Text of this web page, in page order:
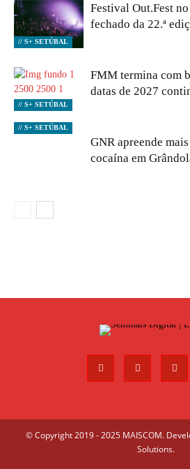
// S+ SETÚBAL
Festival Out.Fest
fechado da 22.ª
// S+ SETÚBAL
FMM termina com
datas de 2027
// S+ SETÚBAL
GNR apreende
cocaína em
© Copyright 2019 - 2025 MAISCOM.
Solutions.